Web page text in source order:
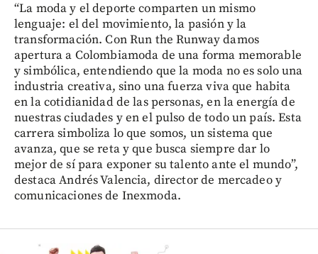
“La moda y el deporte comparten un mismo
lenguaje: el del movimiento, la pasión y la
transformación. Con Run the Runway damos
apertura a Colombiamoda de una forma memorable
y simbólica, entendiendo que la moda no es solo una
industria creativa, sino una fuerza viva que habita
en la cotidianidad de las personas, en la energía de
nuestras ciudades y en el pulso de todo un país. Esta
carrera simboliza lo que somos, un sistema que
avanza, que se reta y que busca siempre dar lo
mejor de sí para exponer su talento ante el mundo”,
destaca Andrés Valencia, director de mercadeo y
comunicaciones de Inexmoda.